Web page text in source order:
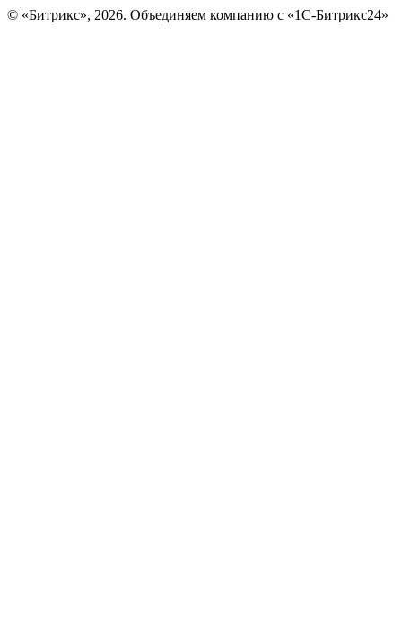
© «Битрикс», 2026. Объединяем компанию с «1С-Битрикс24»